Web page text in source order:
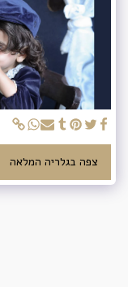
צפה בגלריה המלאה